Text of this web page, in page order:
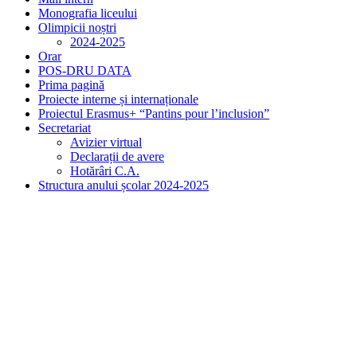
Monografia liceului
Olimpicii noștri
2024-2025
Orar
POS-DRU DATA
Prima pagină
Proiecte interne și internaționale
Proiectul Erasmus+ “Pantins pour l’inclusion”
Secretariat
Avizier virtual
Declarații de avere
Hotărâri C.A.
Structura anului școlar 2024-2025